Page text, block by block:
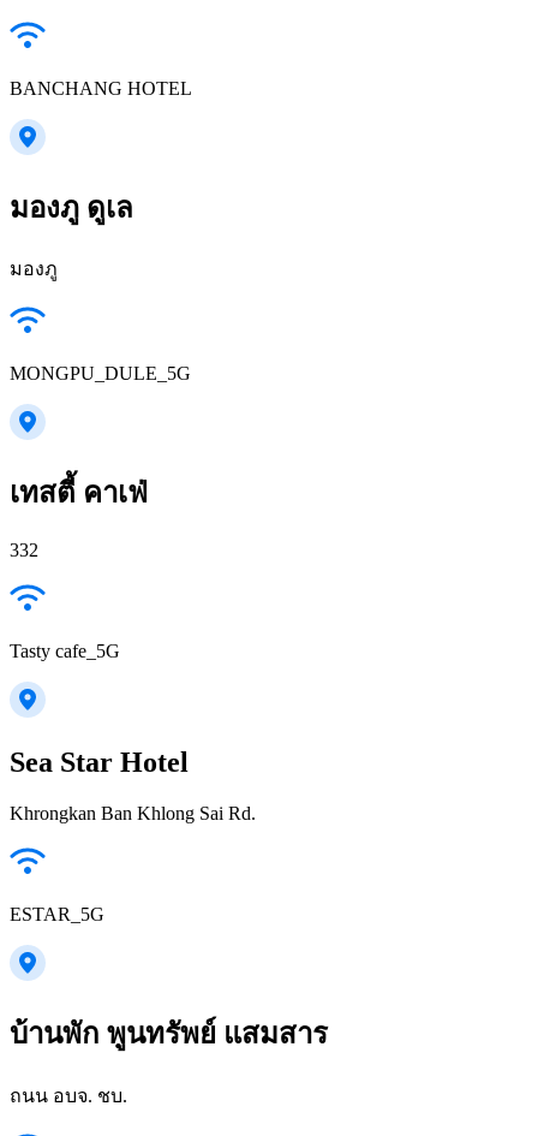
BANCHANG HOTEL
มองภู ดูเล
มองภู
MONGPU_DULE_5G
เทสตี้ คาเฟ่
332
Tasty cafe_5G
Sea Star Hotel
Khrongkan Ban Khlong Sai Rd.
ESTAR_5G
บ้านพัก พูนทรัพย์ แสมสาร
ถนน อบจ. ชบ.